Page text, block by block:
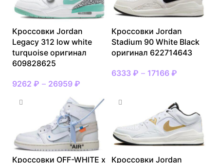
Кроссовки Jordan
Legacy 312 low white
turquoise оригинал
609828625
9262 ₽ – 26959 ₽
Кроссовки Jordan
Stadium 90 White Black
оригинал 622714643
6333 ₽ – 17166 ₽
Кроссовки OFF-WHITE x
Кроссовки Jordan